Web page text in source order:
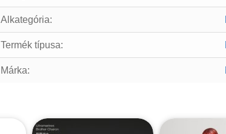
Alkategória:
Termék típusa:
Márka: